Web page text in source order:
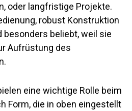
oder langfristige Projekte.
robust Konstruktion
besonders beliebt, weil sie
Aufrüstung des
eine wichtige Rolle beim
Form, die in oben eingestellt